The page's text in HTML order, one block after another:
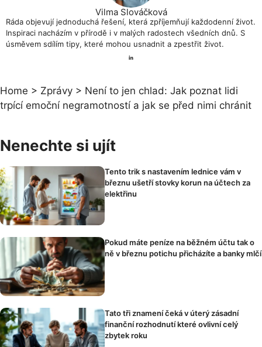
Vilma Slováčková
Ráda objevují jednoduchá řešení, která zpříjemňují každodenní život.
Inspiraci nacházím v přírodě i v malých radostech všedních dnů. S
úsměvem sdílím tipy, které mohou usnadnit a zpestřit život.
Home > Zprávy > Není to jen chlad: Jak poznat lidi
trpící emoční negramotností a jak se před nimi chránit
Nenechte si ujít
Tento trik s nastavením lednice vám v
březnu ušetří stovky korun na účtech za
elektřinu
Pokud máte peníze na běžném účtu tak o
ně v březnu potichu přicházíte a banky mlčí
Tato tři znamení čeká v úterý zásadní
finanční rozhodnutí které ovlivní celý
zbytek roku